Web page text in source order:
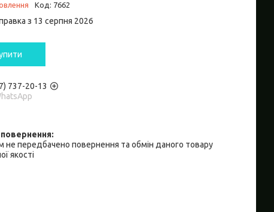
Код: 7662
з 13 серпня 2026
737-20-13
не передбачено повернення та обмін даного товару
якості